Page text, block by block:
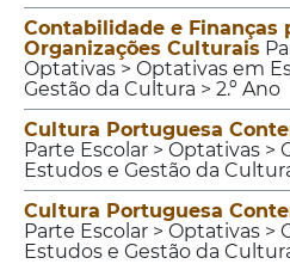
Contabilidade e Finanças
Organizações Culturais
Optativas > Optativas em
Gestão da Cultura > 2.º Ano
Cultura Portuguesa
Parte Escolar > Optativas >
Estudos e Gestão da
Cultura Portuguesa
Parte Escolar > Optativas >
Estudos e Gestão da